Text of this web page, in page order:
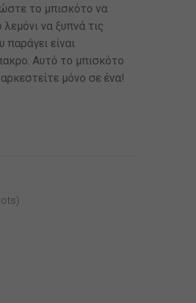
το μπισκότο να
να ξυπνά τις
είναι
Αυτό το μπισκότο
μόνο σε ένα!